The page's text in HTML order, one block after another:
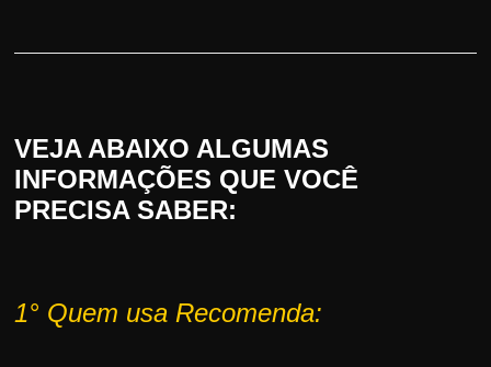
VEJA ABAIXO ALGUMAS
INFORMAÇÕES QUE VOCÊ
PRECISA SABER:
1° Quem usa Recomenda: